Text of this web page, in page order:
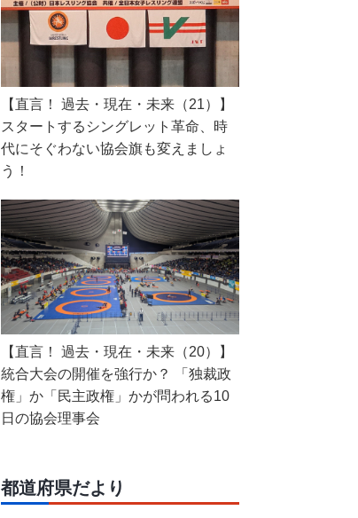
【直言！ 過去・現在・未来（21）】
スタートするシングレット革命、時
代にそぐわない協会旗も変えましょ
う！
【直言！ 過去・現在・未来（20）】
統合大会の開催を強行か？ 「独裁政
権」か「民主政権」かが問われる10
日の協会理事会
都道府県だより